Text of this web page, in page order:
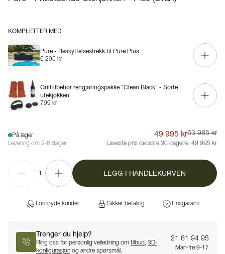
KOMPLETTER MED
Pure - Beskyttelsestrekk til Pure Plus
6 295 kr
Grilltilbehør rengjøringspakke "Clean Black" - Sorte
utekjøkken
799 kr
På lager
Levering om 3-6 dager
49 995 kr53 985 kr
Laveste pris de siste 30 dagene: 49 995 kr
1 LEGG I HANDLEKURVEN
Fornøyde kunder Sikker betaling Prisgaranti
Trenger du hjelp?
Ring oss for personlig veiledning om tilbud, 3D-
konfigurasjon og andre spørsmål.
21 61 94 95
Man-fre 9-17